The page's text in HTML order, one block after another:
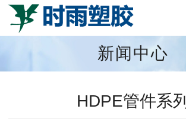
新闻中心
HDPE管件系列